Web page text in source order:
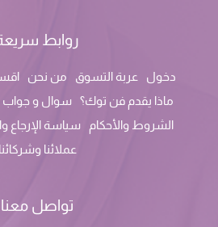
روابط
دخول عربة التسوق من نحن
ماذا يقدم فن توك؟
سوال و جواب
الشروط والأحكام
سياسة الإرجاع
عملائنا وشركائنا
تواصل معنا